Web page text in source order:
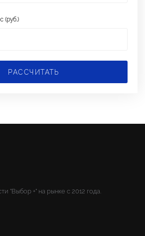
(руб.)
РАССЧИТАТЬ
"Выбор +" на рынке с 2012 года.